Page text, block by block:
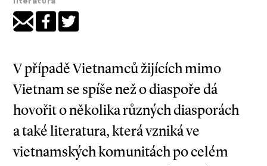
V případě Vietnamců žijících mimo
Vietnam se spíše než o diaspoře dá
hovořit o několika různých diasporách
a také literatura, která vzniká ve
vietnamských komunitách po celém